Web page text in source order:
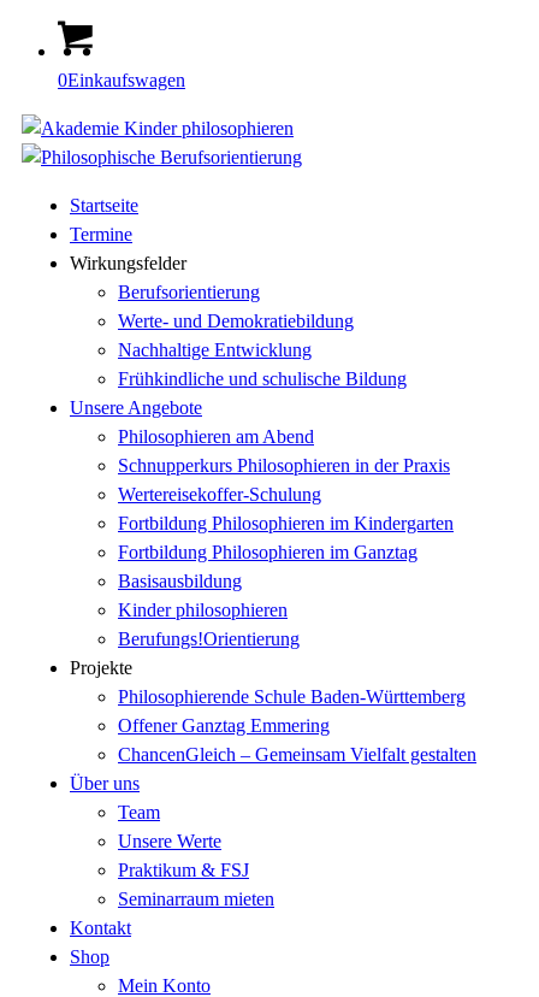
0Einkaufswagen
Startseite
Termine
Wirkungsfelder
Berufsorientierung
Werte- und Demokratiebildung
Nachhaltige Entwicklung
Frühkindliche und schulische Bildung
Unsere Angebote
Philosophieren am Abend
Schnupperkurs Philosophieren in der Praxis
Wertereisekoffer-Schulung
Fortbildung Philosophieren im Kindergarten
Fortbildung Philosophieren im Ganztag
Basisausbildung
Kinder philosophieren
Berufungs!Orientierung
Projekte
Philosophierende Schule Baden-Württemberg
Offener Ganztag Emmering
ChancenGleich – Gemeinsam Vielfalt gestalten
Über uns
Team
Unsere Werte
Praktikum & FSJ
Seminarraum mieten
Kontakt
Shop
Mein Konto